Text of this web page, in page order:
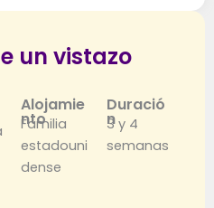
un vistazo
Alojamie
nto
Familia
estadouni
dense
Duració
n
3 y 4
semanas